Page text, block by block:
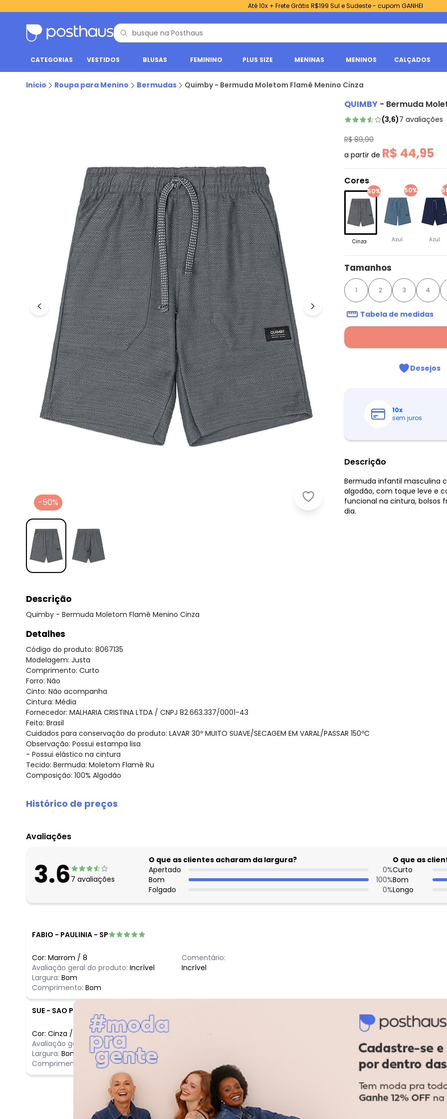
Até 10x + Frete Grátis R$199 Sul e Sudeste - cupom GANHEI
CATEGORIAS VESTIDOS BLUSAS FEMININO PLUS SIZE MENINAS MENINOS CALÇADOS
Inicio Roupa para Menino Bermudas Quimby - Bermuda Moletom Flamê Menino Cinza
Quimby - Bermuda Moletom
-50%
QUIMBY - Bermuda
(3,6)7 avaliações
R$ 89,90
a partir de R$ 44,95
Cores
50%
Cinza
50%
Azul Azul
Tamanhos
1 2 3 4
Tabela de medidas
Desejos
10x
sem juros
Descrição
Bermuda infantil masculina
algodão, com toque leve e
funcional na cintura, bolsos
dia.
Descrição
Quimby - Bermuda Moletom Flamê Menino Cinza
Detalhes
Código do produto: 8067135
Modelagem: Justa
Comprimento: Curto
Forro: Não
Cinto: Não acompanha
Cintura: Média
Fornecedor: MALHARIA CRISTINA LTDA / CNPJ 82.663.337/0001-43
Feito: Brasil
Cuidados para conservação do produto: LAVAR 30º MUITO SUAVE/SECAGEM EM VARAL/PASSAR 150ºC
Observação: Possui estampa lisa
- Possui elástico na cintura
Tecido: Bermuda: Moletom Flamê Ru
Composição: 100% Algodão
Histórico de preços
agosto/2026
maio/2026
abril/2026
fevereiro/2026
Avaliações
3.6 7 avaliações
O que as clientes acharam da largura?
Apertado
0%
Bom
100%
Folgado
0%
O que as
Curto
Bom
Longo
FABIO - PAULINIA - SP
Cor: Marrom / 8
Avaliação geral do produto: Incrível
Largura: Bom
Comprimento: Bom
Comentário:
Incrível
SUE - SAO PAULO - SP
Cor: Cinza /
Avaliação geral do produto:
Largura: Bom
Comprimento:
Bom
Comentário:
Ver todas as avaliações